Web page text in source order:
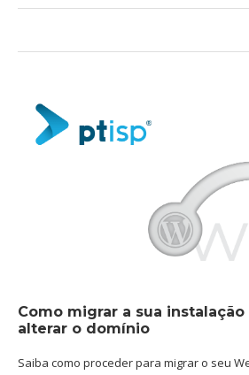
Como migrar a sua instalação
alterar o domínio
Saiba como proceder para migrar o seu